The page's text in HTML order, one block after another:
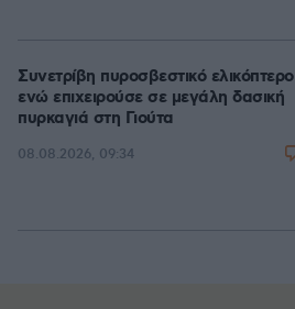
Συνετρίβη πυροσβεστικό ελικόπτερο
ενώ επιχειρούσε σε μεγάλη δασική
πυρκαγιά στη Γιούτα
08.08.2026, 09:34